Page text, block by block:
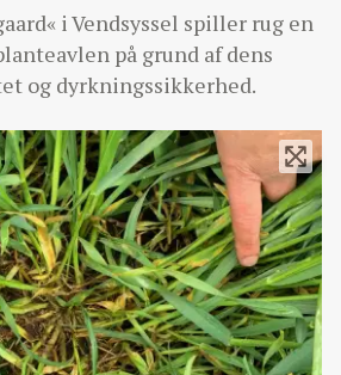
i Vendsyssel spiller rug en
på grund af dens
og dyrkningssikkerhed.